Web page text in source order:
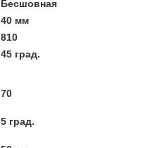
Бесшовная
40 мм
810
45 град.
70
5 град.